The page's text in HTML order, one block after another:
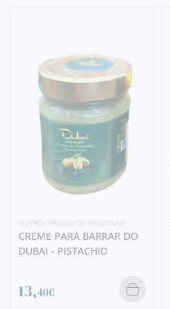
OUTROS PRODUTOS REGIONAIS
CREME PARA BARRAR DO
DUBAI - PISTACHIO
13,40€